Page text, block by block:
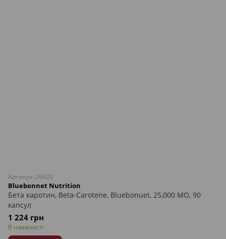
Артикул: 26820
Bluebonnet Nutrition
Бета каротин, Beta-Carotene, Bluebonuet, 25,000 МО, 90
капсул
1 224 грн
В наявності